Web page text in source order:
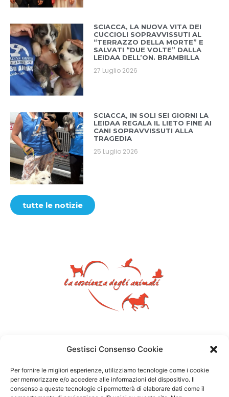
Gestisci Consenso Cookie
Per fornire le migliori esperienze, utilizziamo tecnologie come i cookie
per memorizzare e/o accedere alle informazioni del dispositivo. Il
consenso a queste tecnologie ci permetterà di elaborare dati come il
SCIACCA, LA NUOVA VITA DEI
CUCCIOLI SOPRAVVISSUTI AL
“TERRAZZO DELLA MORTE” E
SALVATI “DUE VOLTE” DALLA
LEIDAA DELL’ON. BRAMBILLA
27 Luglio 2026
SCIACCA, IN SOLI SEI GIORNI LA
LEIDAA REGALA IL LIETO FINE AI
CANI SOPRAVVISSUTI ALLA
TRAGEDIA
25 Luglio 2026
tutte le notizie